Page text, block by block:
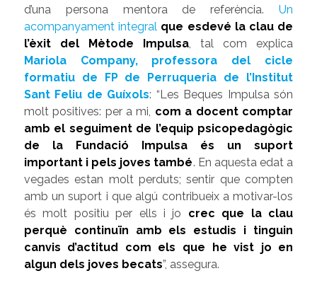
d’una persona mentora de referència.Un
acompanyament integralque esdevé la clau de
l’èxit del Mètode Impulsa, tal com explica
Mariola Company, professora del cicle
formatiu de FP de Perruqueria de l’Institut
Sant Feliu de Guíxols: “Les Beques Impulsa són
molt positives: per a mi, com a docent comptar
amb el seguiment de l’equip psicopedagògic
de la Fundació Impulsa és un suport
important i pels joves també. En aquesta edat a
vegades estan molt perduts; sentir que compten
amb un suport i que algú contribueix a motivar-los
és molt positiu per ells i jo crec que la clau
perquè continuïn amb els estudis i tinguin
canvis d’actitud com els que he vist jo en
algun dels joves becats”, assegura.